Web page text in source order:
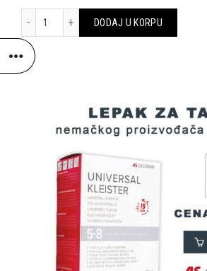
DODAJ U KORPU